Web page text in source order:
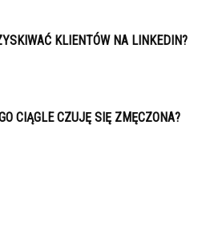
KLIENTÓW NA LINKEDIN?
CIĄGLE CZUJĘ SIĘ ZMĘCZONA?